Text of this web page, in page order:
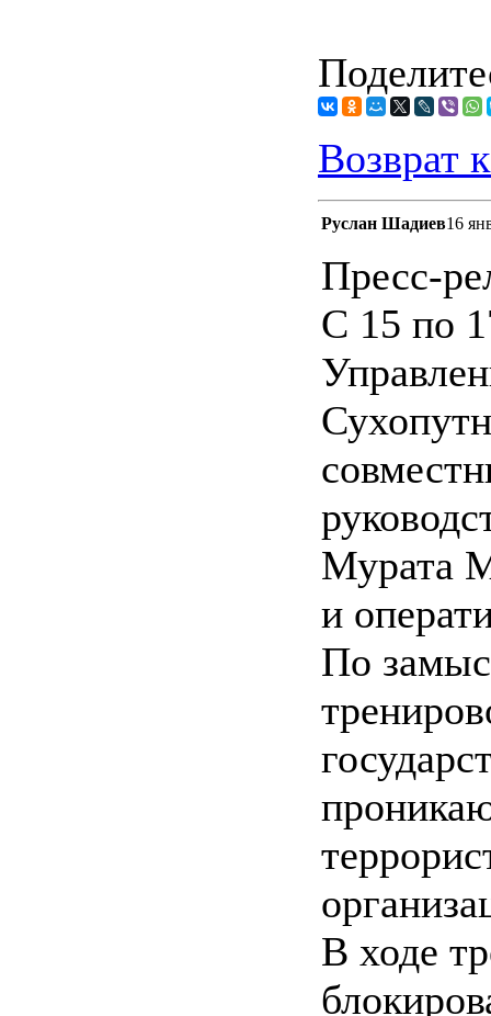
Возврат
Руслан Шадиев16
Пресс-
С 15 по
Мурата
и
По
В ходе